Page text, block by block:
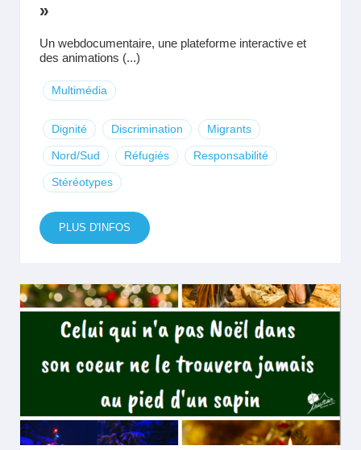
»
Un webdocumentaire, une plateforme interactive et
des animations (...)
Multimédia
Dignité Discrimination Migrants
Nord/Sud Réfugiés Responsabilité
Stéréotypes
PLUS D'INFOS